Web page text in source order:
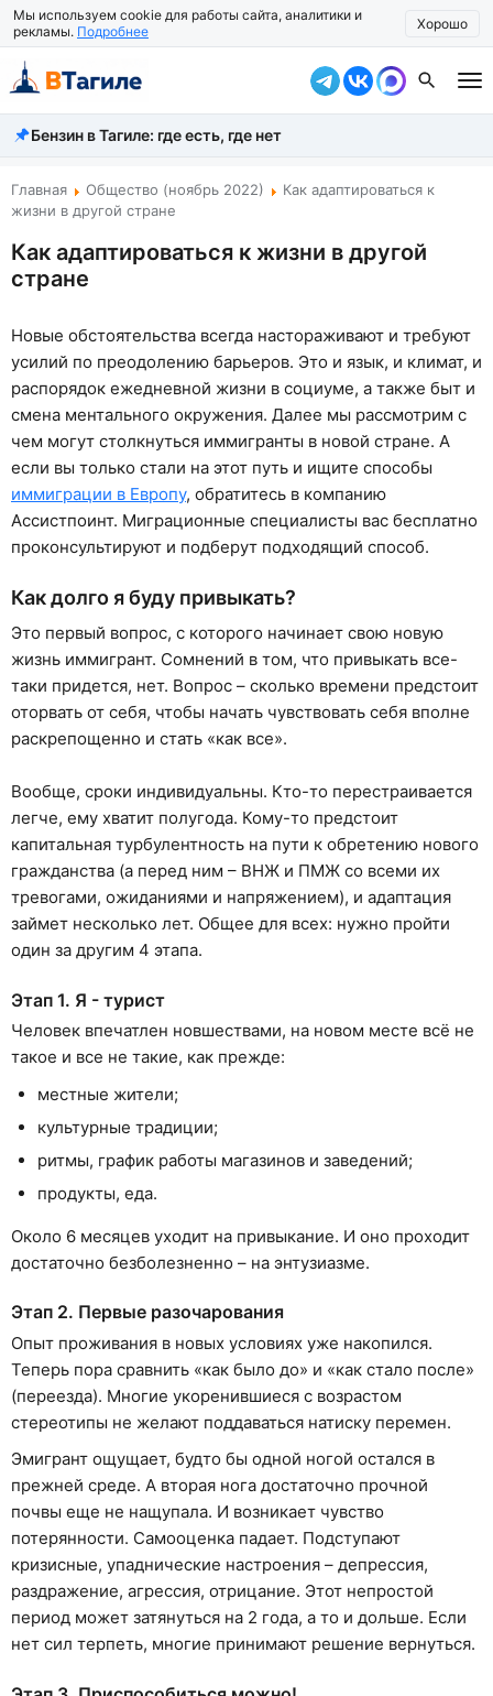
Мы используем cookie для работы сайта, аналитики и
рекламы. Подробнее Хорошо
Все новости
Происшествия
Власть
Экономика
Общество
Рассказать новость
Бензин в Тагиле: где есть, где нет
Главная Общество (ноябрь 2022)
Как адаптироваться к
жизни в другой стране
Как адаптироваться к жизни в другой
стране
Новые обстоятельства всегда настораживают и требуют
усилий по преодолению барьеров. Это и язык, и климат, и
распорядок ежедневной жизни в социуме, а также быт и
смена ментального окружения. Далее мы рассмотрим с
чем могут столкнуться иммигранты в новой стране. А
если вы только стали на этот путь и ищите способы
иммиграции в Европу, обратитесь в компанию
Ассистпоинт. Миграционные специалисты вас бесплатно
проконсультируют и подберут подходящий способ.
Как долго я буду привыкать?
Это первый вопрос, с которого начинает свою новую
жизнь иммигрант. Сомнений в том, что привыкать все-
таки придется, нет. Вопрос – сколько времени предстоит
оторвать от себя, чтобы начать чувствовать себя вполне
раскрепощенно и стать «как все».
Вообще, сроки индивидуальны. Кто-то перестраивается
легче, ему хватит полугода. Кому-то предстоит
капитальная турбулентность на пути к обретению нового
гражданства (а перед ним – ВНЖ и ПМЖ со всеми их
тревогами, ожиданиями и напряжением), и адаптация
займет несколько лет. Общее для всех: нужно пройти
один за другим 4 этапа.
Этап 1. Я - турист
Человек впечатлен новшествами, на новом месте всё не
такое и все не такие, как прежде:
местные жители;
культурные традиции;
ритмы, график работы магазинов и заведений;
продукты, еда.
Около 6 месяцев уходит на привыкание. И оно проходит
достаточно безболезненно – на энтузиазме.
Этап 2. Первые разочарования
Опыт проживания в новых условиях уже накопился.
Теперь пора сравнить «как было до» и «как стало после»
(переезда). Многие укоренившиеся с возрастом
стереотипы не желают поддаваться натиску перемен.
Эмигрант ощущает, будто бы одной ногой остался в
прежней среде. А вторая нога достаточно прочной
почвы еще не нащупала. И возникает чувство
потерянности. Самооценка падает. Подступают
кризисные, упаднические настроения – депрессия,
раздражение, агрессия, отрицание. Этот непростой
период может затянуться на 2 года, а то и дольше. Если
нет сил терпеть, многие принимают решение вернуться.